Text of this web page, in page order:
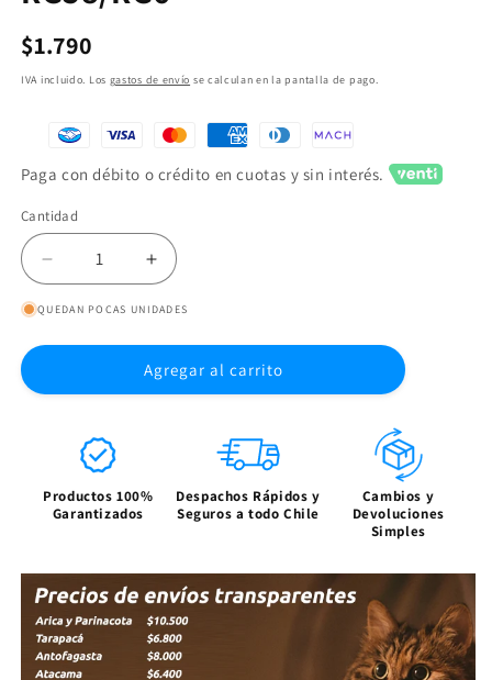
Precio
$1.790
IVA incluido. Los gastos de envío se calculan en la pantalla de pago.
Paga con débito o crédito en cuotas y sin interés.
Cantidad
Reducir
cantidad
para
para
Cable
Coaxial
RG58/RG6
Aumentar
cantidad
para
de
Giro
Coaxial
RG58/RG6
QUEDAN POCAS UNIDADES
Agregar al carrito
Productos 100%
Garantizados
Despachos Rápidos y
Seguros a todo Chile
Cambios y
Devoluciones
Simples